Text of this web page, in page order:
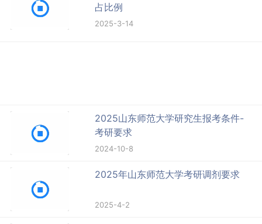
占比例
2025-3-14
2025山东师范大学研究生报考条件-
考研要求
2024-10-8
2025年山东师范大学考研调剂要求
2025-4-2